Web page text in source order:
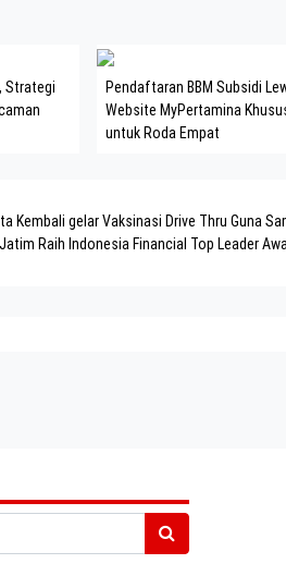
Strategi
Pendaftaran BBM Subsidi
Website MyPertamina
untuk Roda Empat
Kembali gelar Vaksinasi Drive Thru Guna
Raih Indonesia Financial Top Leader